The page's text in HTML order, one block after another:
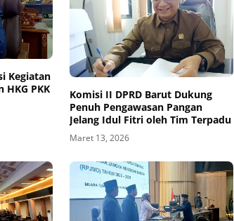
Kegiatan
HKG PKK
Komisi II DPRD Barut Dukung
Penuh Pengawasan Pangan
Jelang Idul Fitri oleh Tim Terpadu
Maret 13, 2026